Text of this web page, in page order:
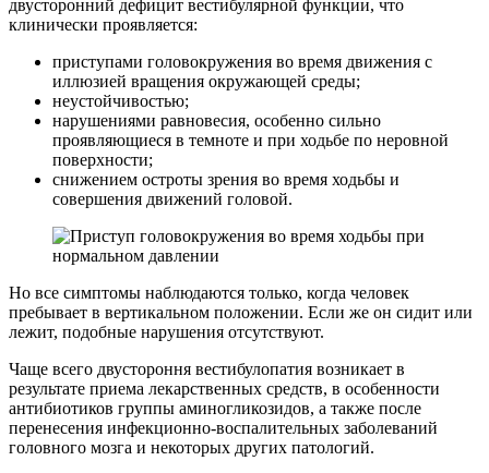
двусторонний дефицит вестибулярной функции, что
клинически проявляется:
приступами головокружения во время движения с
иллюзией вращения окружающей среды;
неустойчивостью;
нарушениями равновесия, особенно сильно
проявляющиеся в темноте и при ходьбе по неровной
поверхности;
снижением остроты зрения во время ходьбы и
совершения движений головой.
Но все симптомы наблюдаются только, когда человек
пребывает в вертикальном положении. Если же он сидит или
лежит, подобные нарушения отсутствуют.
Чаще всего двустороння вестибулопатия возникает в
результате приема лекарственных средств, в особенности
антибиотиков группы аминогликозидов, а также после
перенесения инфекционно-воспалительных заболеваний
головного мозга и некоторых других патологий.